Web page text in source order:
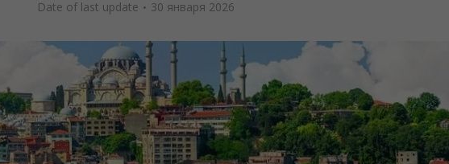
Date of last update 30 января 2026